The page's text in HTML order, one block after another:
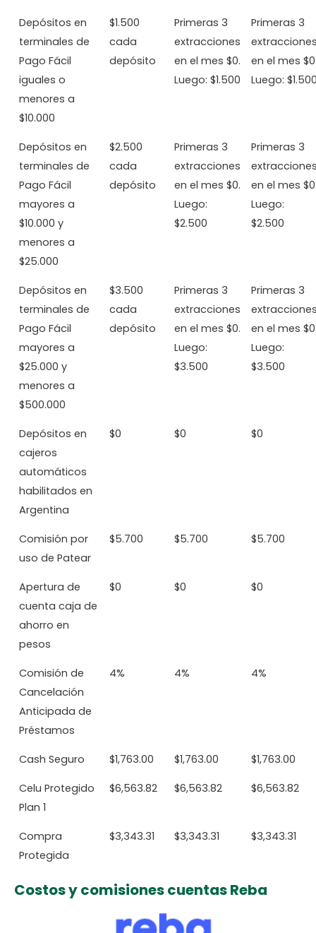
Depósitos en
terminales de
Pago Fácil
iguales o
menores a
$10.000
$1.500
cada
depósito
Primeras 3
extracciones
en el mes $0.
Luego: $1.500
Primeras 3
en el mes
Luego:
Depósitos en
terminales de
Pago Fácil
mayores a
$10.000 y
menores a
$25.000
$2.500
cada
depósito
Primeras 3
extracciones
en el mes $0.
Luego:
$2.500
Primeras 3
en el mes
Luego:
$2.500
Depósitos en
terminales de
Pago Fácil
mayores a
$25.000 y
menores a
$500.000
$3.500
cada
depósito
Primeras 3
extracciones
en el mes $0.
Luego:
$3.500
Primeras 3
en el mes
Luego:
$3.500
Depósitos en
cajeros
automáticos
habilitados en
Argentina
$0 $0 $0
Comisión por
uso de Patear
$5.700 $5.700 $5.700
Apertura de
cuenta caja de
ahorro en
pesos
$0 $0 $0
Comisión de
Cancelación
Anticipada de
Préstamos
4% 4% 4%
Cash Seguro $1,763.00 $1,763.00 $1,763.00
Celu Protegido
Plan 1
$6,563.82 $6,563.82 $6,563.82
Compra
Protegida
$3,343.31 $3,343.31 $3,343.31
Costos y comisiones cuentas Reba